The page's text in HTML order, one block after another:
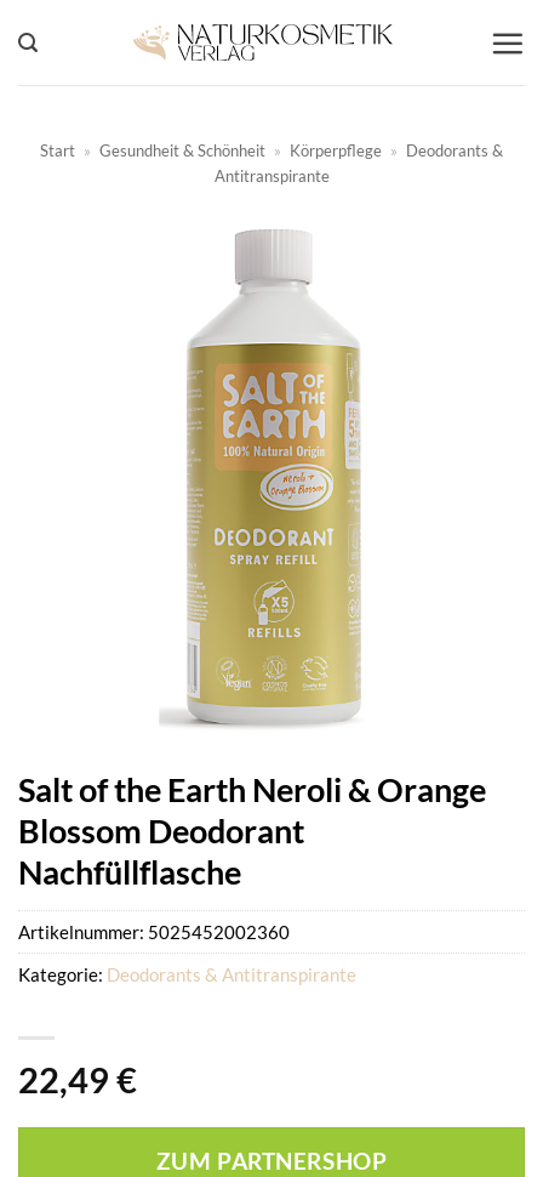
Inhalt
springen
Start » Gesundheit & Schönheit » Körperpflege » Deodorants &
Antitranspirante
Salt of the Earth Neroli & Orange
Blossom Deodorant
Nachfüllflasche
22,49 €
ZUM PARTNERSHOP
Artikelnummer: 5025452002360
Kategorie: Deodorants & Antitranspirante